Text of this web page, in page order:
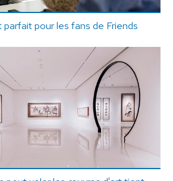
parfait pour les fans de Friends